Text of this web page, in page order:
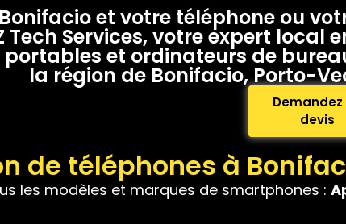
et votre téléphone ou
Tech Services, votre expert
et ordinateurs de
la région de Bonifacio, Porto-
Demandez
devis
de téléphones à
les modèles et marques de smartphones :